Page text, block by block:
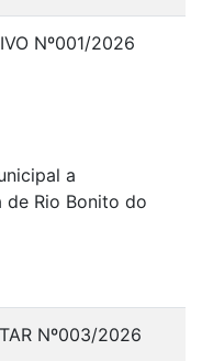
Nº001/2026
a
de Rio Bonito do
Nº003/2026